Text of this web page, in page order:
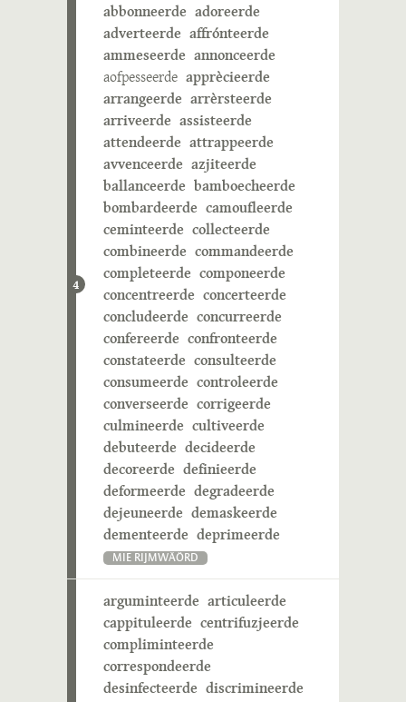
4
abbonneerde adoreerde
adverteerde affrónteerde
ammeseerde annonceerde
aofpesseerde apprècieerde
arrangeerde arrèrsteerde
arriveerde assisteerde
attendeerde attrappeerde
avvenceerde azjiteerde
ballanceerde bamboecheerde
bombardeerde camoufleerde
ceminteerde collecteerde
combineerde commandeerde
completeerde componeerde
concentreerde concerteerde
concludeerde concurreerde
confereerde confronteerde
constateerde consulteerde
consumeerde controleerde
converseerde corrigeerde
culmineerde cultiveerde
debuteerde decideerde
decoreerde definieerde
deformeerde degradeerde
dejeuneerde demaskeerde
dementeerde deprimeerde
MIE RIJMWÄÖRD
arguminteerde articuleerde
cappituleerde centrifuzjeerde
compliminteerde
correspondeerde
desinfecteerde discrimineerde